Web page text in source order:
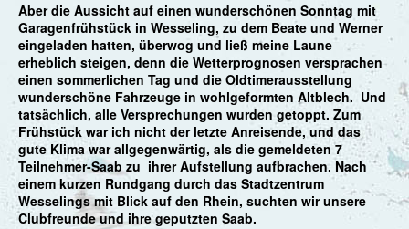
Aber die Aussicht auf einen wunderschönen Sonntag mit
Garagenfrühstück in Wesseling, zu dem Beate und Werner
eingeladen hatten, überwog und ließ meine Laune
erheblich steigen, denn die Wetterprognosen versprachen
einen sommerlichen Tag und die Oldtimerausstellung
wunderschöne Fahrzeuge in wohlgeformten Altblech. Und
tatsächlich, alle Versprechungen wurden getoppt. Zum
Frühstück war ich nicht der letzte Anreisende, und das
gute Klima war allgegenwärtig, als die gemeldeten 7
Teilnehmer-Saab zu ihrer Aufstellung aufbrachen. Nach
einem kurzen Rundgang durch das Stadtzentrum
Wesselings mit Blick auf den Rhein, suchten wir unsere
Clubfreunde und ihre geputzten Saab.